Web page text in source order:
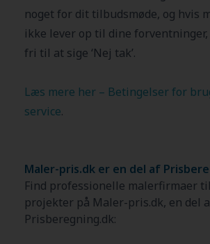
noget for dit tilbudsmøde, og hvis
ikke lever op til dine
fri til at sige ‘Nej tak’.
Læs mere her – Betingelser for
service.
Maler-pris.dk er en del af
Find professionelle malerfirmaer
projekter på Maler-pris.dk, en del
Prisberegning.dk: